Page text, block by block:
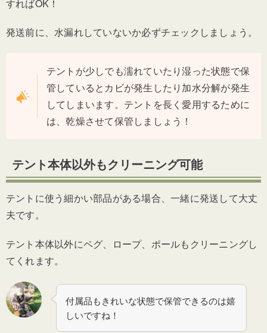
すればOK！
発送前に、水漏れしていないか必ずチェックしましょう。
テントが少しでも濡れていたり湿った状態で保
管しているとカビが発生したり加水分解が発生
してしまいます。テントを長く愛用するために
は、乾燥させて保管しましょう！
テント本体以外もクリーニング可能
テントに使う細かい部品がある場合、一緒に発送して大丈
夫です。
テント本体以外にペグ、ロープ、ポールもクリーニングし
てくれます。
付属品もきれいな状態で保管できるのは嬉
しいですね！